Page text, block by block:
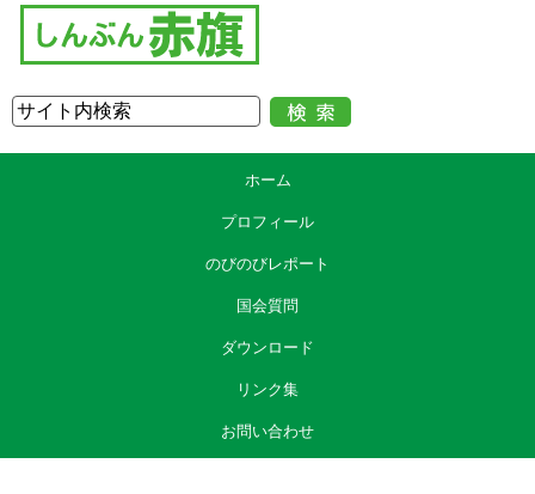
ホーム
プロフィール
のびのびレポート
国会質問
ダウンロード
リンク集
お問い合わせ